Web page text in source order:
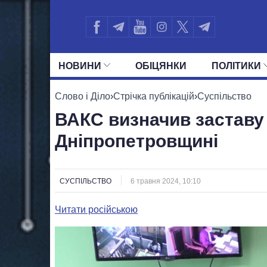
НОВИНИ ОБIЦЯНКИ ПОЛIТИКИ
УСІ ПОЛІТИКИ ПРЕЗИДЕНТ І ОФІС
Слово і Діло›Стрічка публікацій›Суспільство
ВАКС визначив
Дніпропетровщині
СУСПІЛЬСТВО 6 травня 2024, 10:10
Читати російською